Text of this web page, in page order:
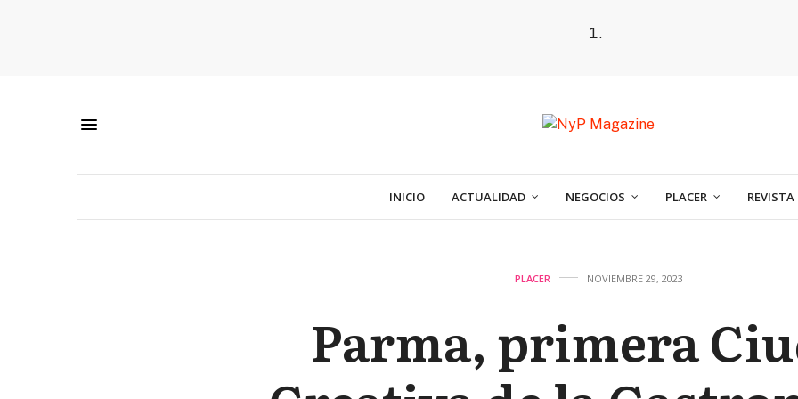
INICIO ACTUALIDAD NEGOCIOS PLACER REVISTA
PLACER NOVIEMBRE 29, 2023
Parma, primera